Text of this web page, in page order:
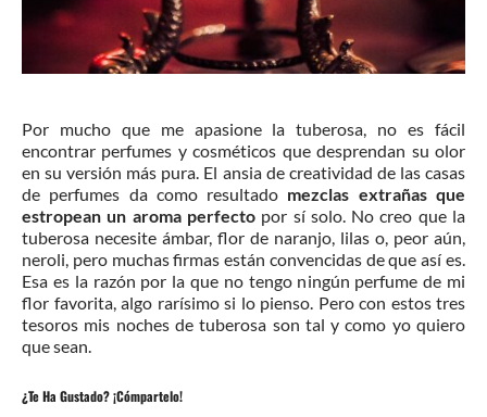
Por mucho que me apasione la tuberosa, no es fácil
encontrar perfumes y cosméticos que desprendan su olor
en su versión más pura. El ansia de creatividad de las casas
de perfumes da como resultado mezclas extrañas que
estropean un aroma perfectopor sí solo. No creo que la
tuberosa necesite ámbar, flor de naranjo, lilas o, peor aún,
neroli, pero muchas firmas están convencidas de que así es.
Esa es la razón por la que no tengo ningún perfume de mi
flor favorita, algo rarísimo si lo pienso. Pero con estos tres
tesoros mis noches de tuberosa son tal y como yo quiero
que sean.
¿Te Ha Gustado? ¡Cómpartelo!